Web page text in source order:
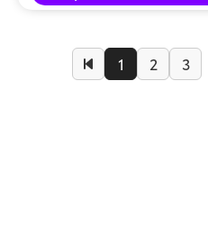
1 2 3